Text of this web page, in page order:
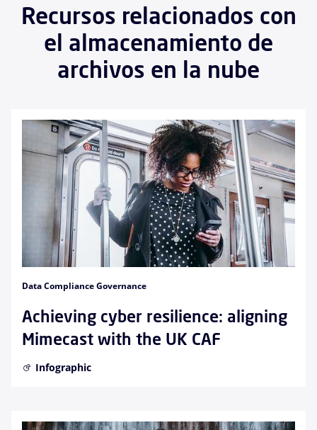
Recursos relacionados con
el almacenamiento de
archivos en la nube
Data Compliance Governance
Achieving cyber resilience: aligning
Mimecast with the UK CAF
Infographic